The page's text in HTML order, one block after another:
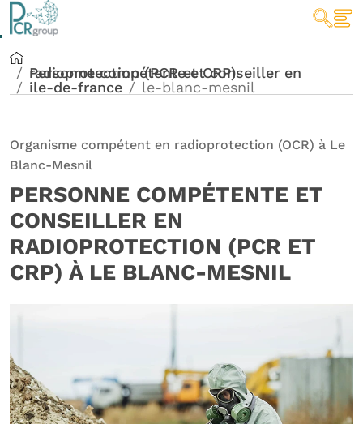
Personne compétente et conseiller en radioprotection (PCR et CRP)
ile-de-france le-blanc-mesnil
Organisme compétent en radioprotection (OCR) à Le
Blanc-Mesnil
PERSONNE COMPÉTENTE ET
CONSEILLER EN
RADIOPROTECTION (PCR ET
CRP) À LE BLANC-MESNIL